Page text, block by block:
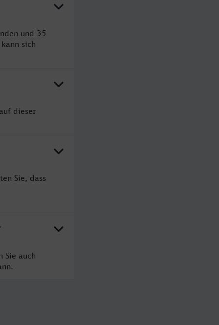
und 35
sich
dieser
Sie, dass
Sie auch